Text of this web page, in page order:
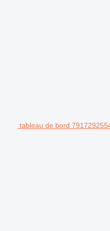
tableau de bord